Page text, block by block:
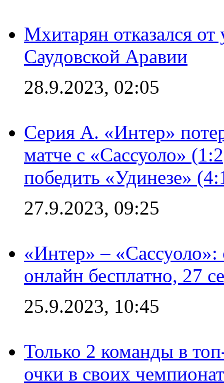
Мхитарян отказался от
Саудовской Аравии
28.9.2023, 02:05
Серия А. «Интер»
матче с «Сассуоло»
победить «Удинезе»
27.9.2023, 09:25
«Интер» –
онлайн бесплатно, 27
25.9.2023, 10:45
Только 2 команды в
очки в своих